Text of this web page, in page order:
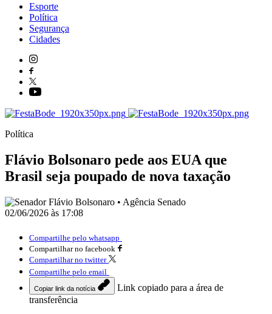
Esporte
Política
Segurança
Cidades
Política
Flávio Bolsonaro pede aos EUA que
Brasil seja poupado de nova taxação
02/06/2026 às 17:08
Compartilhe pelo whatsapp
Compartilhar no facebook
Compartilhar no twitter
Compartilhe pelo email
Copiar link da notícia
Link copiado para a área de
transferência